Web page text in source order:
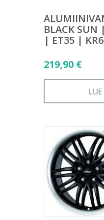
BLACK
| ET35 |
219,90 €